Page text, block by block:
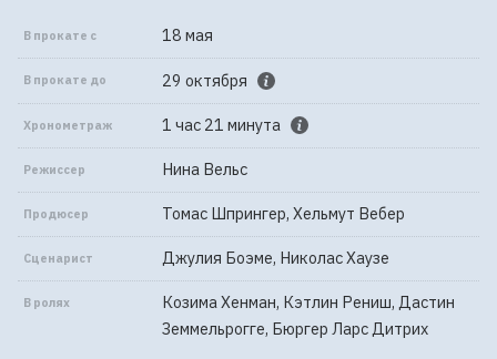
В прокате с 18 мая
В прокате до 29 октября
Хронометраж 1 час 21 минута
Режиссер Нина Вельс
Продюсер Томас Шпрингер, Хельмут Вебер
Сценарист Джулия Боэме, Николас Хаузе
В ролях
Козима Хенман, Кэтлин Рениш, Дастин
Земмельрогге, Бюргер Ларс Дитрих